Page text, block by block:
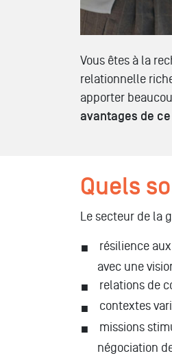
Vous êtes à la
relationnelle
apporter
avantages de
Quels
Le secteur de la
résilience
avec une
relations de
contextes
missions
négociation